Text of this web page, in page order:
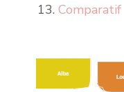
Comparatif